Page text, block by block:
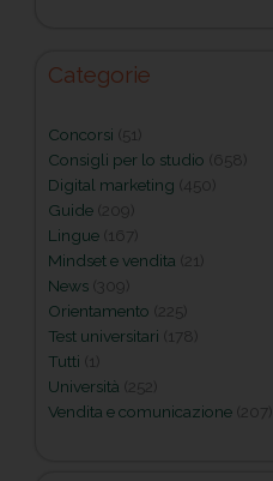
Categorie
Concorsi (51)
Consigli per lo studio (658)
Digital marketing (450)
Guide (209)
Lingue (167)
Mindset e vendita (21)
News (309)
Orientamento (225)
Test universitari (178)
Tutti (1)
Università (252)
Vendita e comunicazione (207)